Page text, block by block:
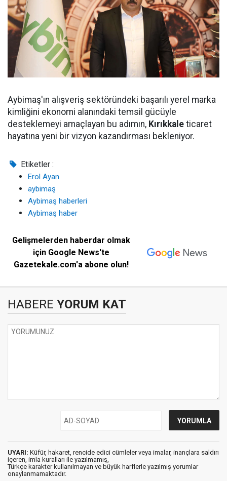
Aybimaş'ın alışveriş sektöründeki başarılı yerel marka
kimliğini ekonomi alanındaki temsil gücüyle
desteklemeyi amaçlayan bu adımın, Kırıkkale ticaret
hayatına yeni bir vizyon kazandırması bekleniyor.
Etiketler :
Erol Ayan
aybimaş
Aybimaş haberleri
Aybimaş haber
Gelişmelerden haberdar olmak
için Google News'te
Gazetekale.com'a abone olun!
HABERE YORUM KAT
UYARI: Küfür, hakaret, rencide edici cümleler veya imalar, inançlara saldırı
içeren, imla kuralları ile yazılmamış,
Türkçe karakter kullanılmayan ve büyük harflerle yazılmış yorumlar
onaylanmamaktadır.